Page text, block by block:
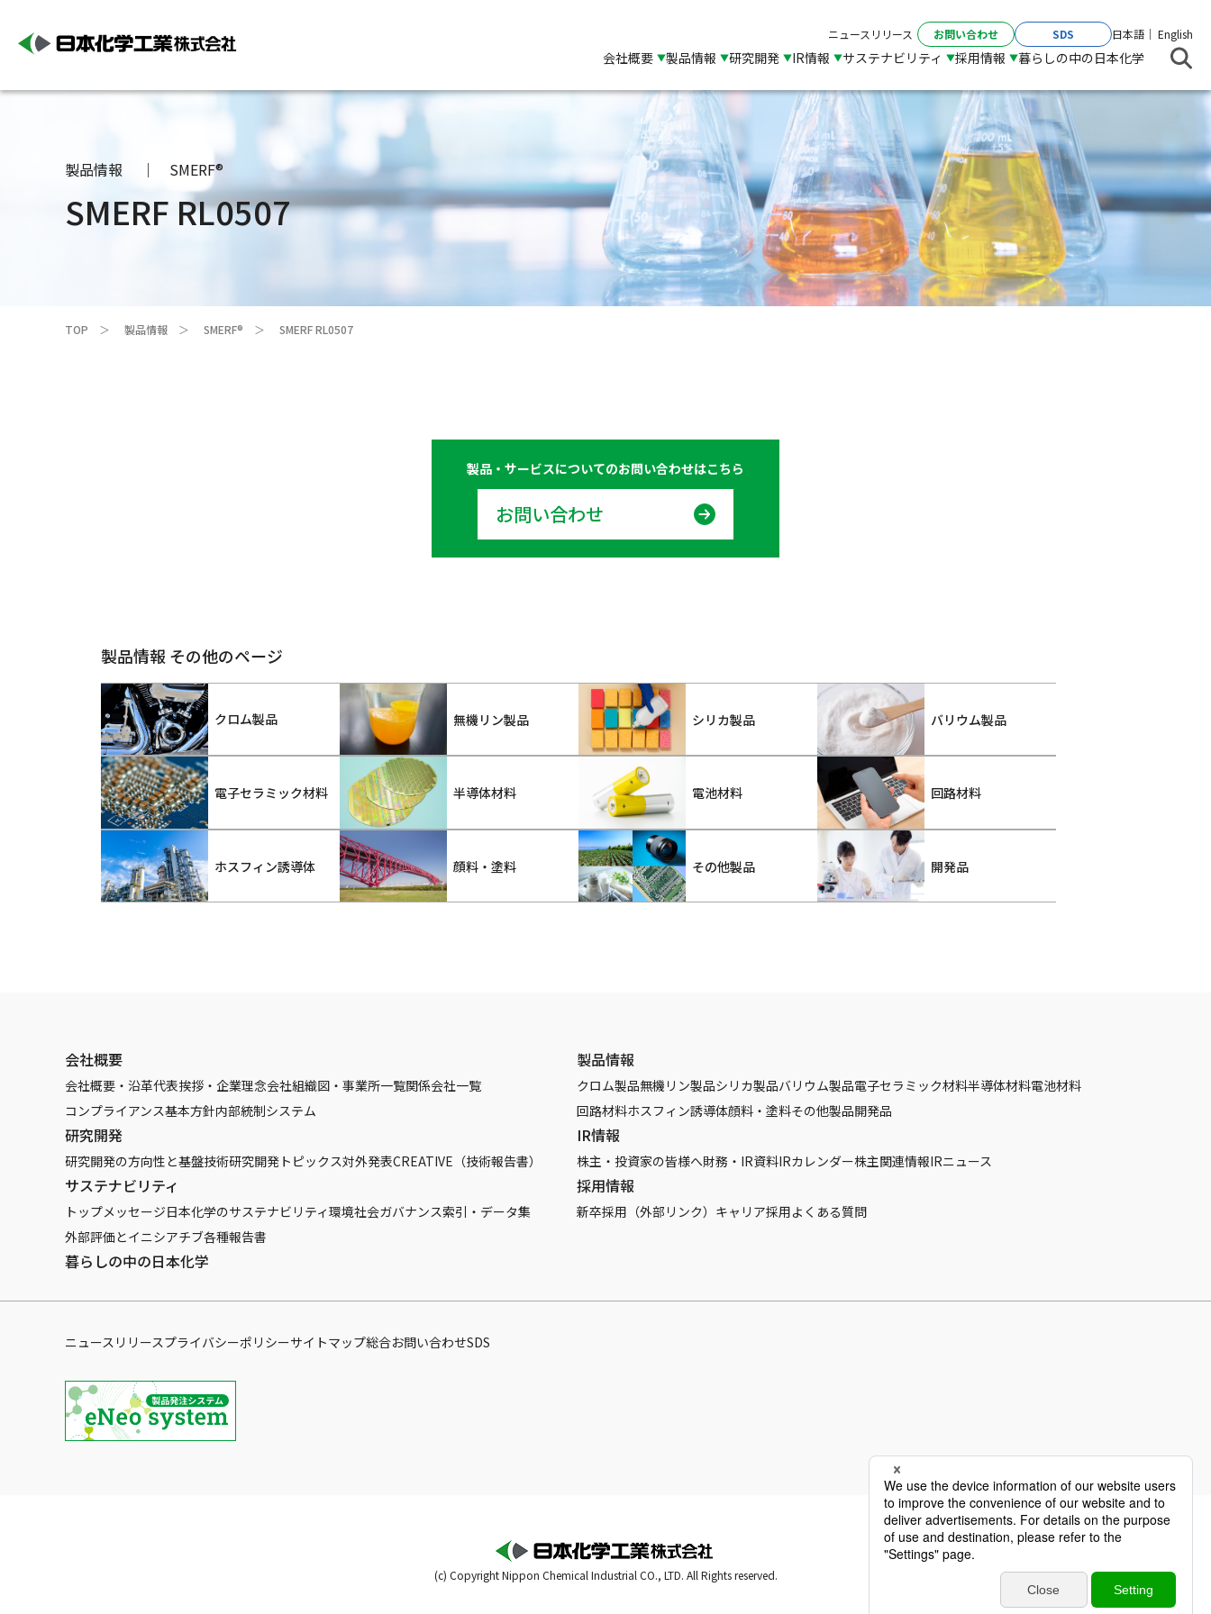
ニュースリリース お問い合わせ SDS English
日本語
会社概要 製品情報 研究開発 IR情報 サステナビリティ 採用情報 暮らしの中の日本化学
製品情報 SMERF®
SMERF RL0507
TOP 製品情報 SMERF® SMERF RL0507
製品・サービスについてのお問い合わせはこちら
お問い合わせ
製品情報 その他のページ
クロム製品 無機リン製品 シリカ製品 バリウム製品
電子セラミック材料 半導体材料 電池材料 回路材料
ホスフィン誘導体 顔料・塗料 その他製品 開発品
会社概要
会社概要・沿革代表挨拶・企業理念会社組織図・事業所一覧関係会社一覧
コンプライアンス基本方針内部統制システム
製品情報
クロム製品無機リン製品シリカ製品バリウム製品電子セラミック材料半導体材料電池材料
回路材料ホスフィン誘導体顔料・塗料その他製品開発品
研究開発
研究開発の方向性と基盤技術研究開発トピックス対外発表CREATIVE（技術報告書）
IR情報
株主・投資家の皆様へ財務・IR資料IRカレンダー株主関連情報IRニュース
サステナビリティ
トップメッセージ日本化学のサステナビリティ環境社会ガバナンス索引・データ集
外部評価とイニシアチブ各種報告書
採用情報
新卒採用（外部リンク） キャリア採用よくある質問
暮らしの中の日本化学
ニュースリリースプライバシーポリシーサイトマップ総合お問い合わせSDS
(c) Copyright Nippon Chemical Industrial CO., LTD. All Rights reserved.